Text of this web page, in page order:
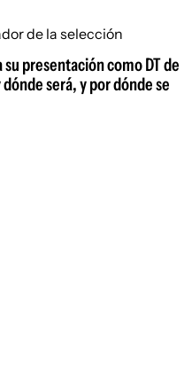
presentación como DT de
será, y por dónde se